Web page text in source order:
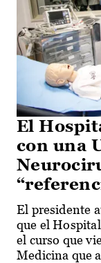
El
con una
El presidente
que el
el curso que
Medicina que